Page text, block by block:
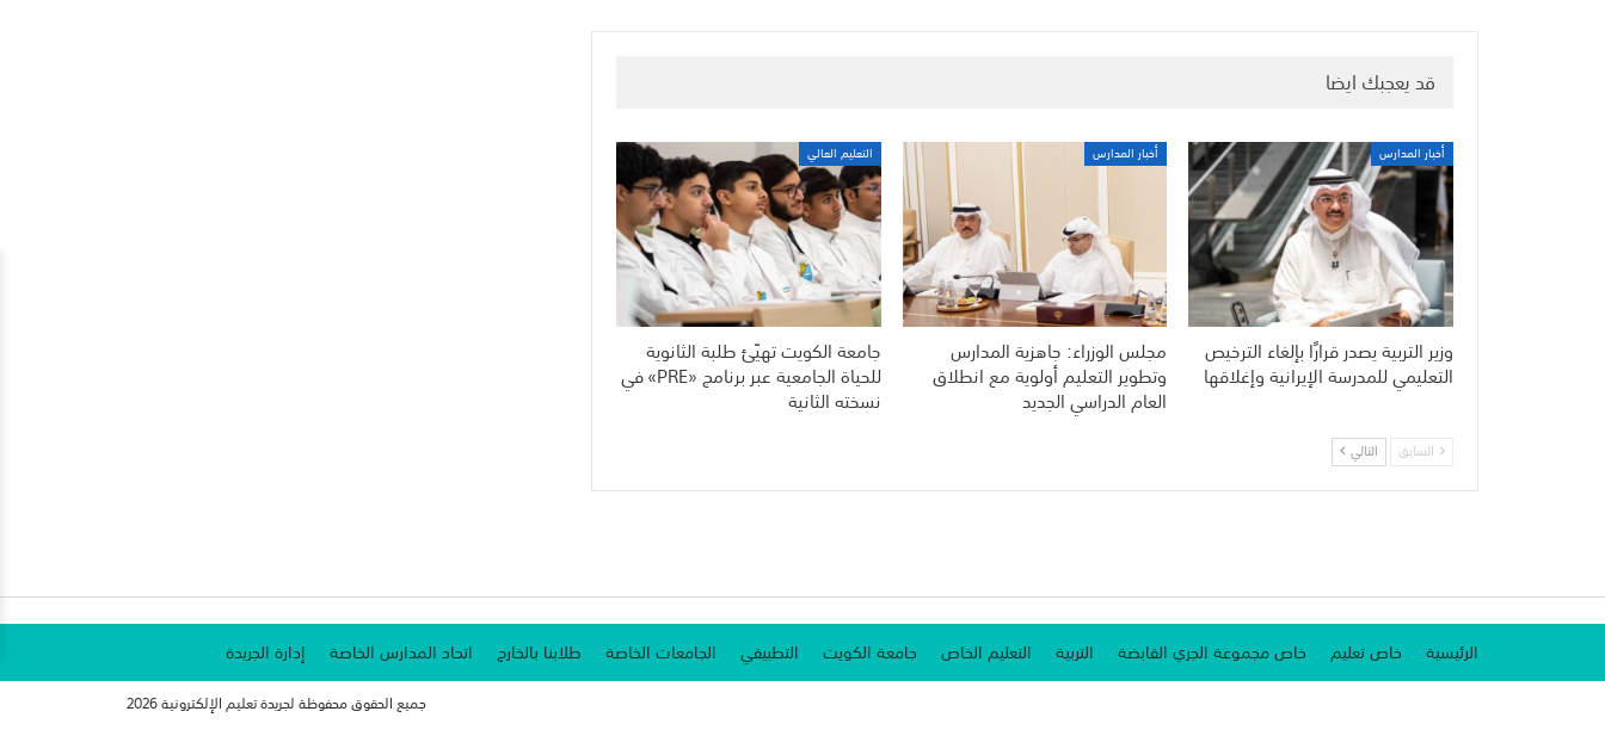
قد يعجبك ايضا
أخبار المدارس
وزير التربية يصدر قرارًا بإلغاء الترخيص
التعليمي للمدرسة الإيرانية وإغلاقها
أخبار المدارس
مجلس الوزراء: جاهزية المدارس
وتطوير التعليم أولوية مع انطلاق
العام الدراسي الجديد
التعليم العالي
جامعة الكويت تهيّئ طلبة الثانوية
للحياة الجامعية عبر برنامج «PRE» في
نسخته الثانية
السابق التالي
الرئيسية خاص تعليم خاص مجموعة الجري القابضة التربية التعليم الخاص جامعة الكويت التطبيقي الجامعات الخاصة طلابنا بالخارج اتحاد المدارس الخاصة إدارة الجريدة
جميع الحقوق محفوظة لجريدة تعليم الإلكترونية 2026